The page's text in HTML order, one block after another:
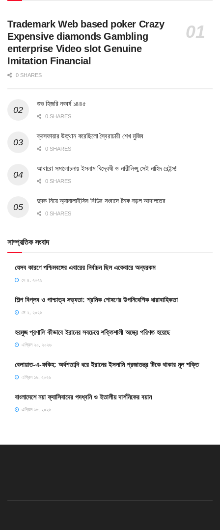
Trademark Web based poker Crazy
Expensive diamonds Gambling
enterprise Video slot Genuine
Imitation Financial
0 SHARES
শুভ হিজরি নববর্ষ ১৪৪৫
0 SHARES
ক্রসফায়ার উত্থান করেছিলো স্বৈরাচারী শেখ মুজিব
0 SHARES
আবারো সমালোচনায় ইসলাম বিদ্বেষী ও নারীলিপ্সু সেই নাহিদ রেইন্স!
0 SHARES
দুদক নিয়ে অ্যানালাইসিস বিডির সংবাদে টনক নড়ল আদালতের
0 SHARES
সাম্প্রতিক সংবাদ
যেসব কারণে পশ্চিমবঙ্গের এবারের নির্বাচন ছিল একেবারে অন্যরকম
মে ৪, ২০২৬
শিল্প বিপ্লব ও পাশ্চাত্য সভ্যতা: শ্রমিক শোষণের উপনিবেশিক ধারাবাহিকতা
মে ২, ২০২৬
হরমুজ প্রণালি কীভাবে ইরানের সবচেয়ে শক্তিশালী অস্ত্রে পরিণত হয়েছে
এপ্রিল ২০, ২০২৬
বেলায়াত-এ-ফকিহ: অর্ধশতাব্দি ধরে ইরানের ইসলামি প্রজাতন্ত্র টিকে থাকার মূল শক্তি
এপ্রিল ১৯, ২০২৬
বাংলাদেশে নয়া ফ্যাসিবাদের পদধ্বনি ও ইতালীয় দার্শনিকের বয়ান
এপ্রিল ১৮, ২০২৬